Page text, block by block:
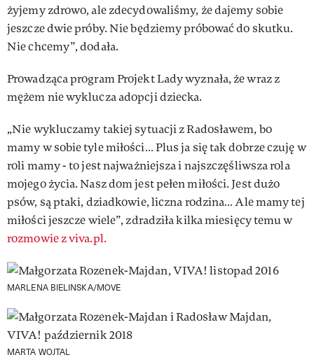
żyjemy zdrowo, ale zdecydowaliśmy, że dajemy sobie
jeszcze dwie próby. Nie będziemy próbować do skutku.
Nie chcemy”, dodała.
Prowadząca program Projekt Lady wyznała, że wraz z
mężem nie wyklucza adopcji dziecka.
„Nie wykluczamy takiej sytuacji z Radosławem, bo
mamy w sobie tyle miłości… Plus ja się tak dobrze czuję w
roli mamy - to jest najważniejsza i najszczęśliwsza rola
mojego życia. Nasz dom jest pełen miłości. Jest dużo
psów, są ptaki, dziadkowie, liczna rodzina… Ale mamy tej
miłości jeszcze wiele”, zdradziła kilka miesięcy temu w
rozmowie z viva.pl.
MARLENA BIELINSKA/MOVE
MARTA WOJTAL